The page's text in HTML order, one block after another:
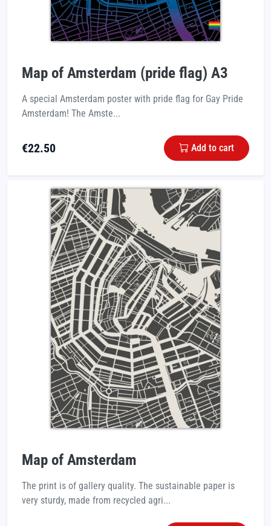
Map of Amsterdam (pride flag) A3
A special Amsterdam poster with pride flag for Gay Pride
Amsterdam! The Amste...
€22.50 Add to cart
Map of Amsterdam
The print is of gallery quality. The sustainable paper is
very sturdy, made from recycled agri...